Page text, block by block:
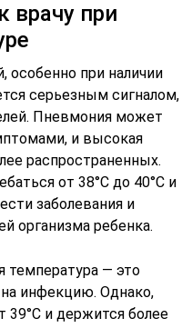
врачу при
особенно при наличии
серьезным сигналом,
Пневмония может
и высокая
распространенных.
от 38°C до 40°C и
заболевания и
организма ребенка.
температура — это
инфекцию. Однако,
и держится более